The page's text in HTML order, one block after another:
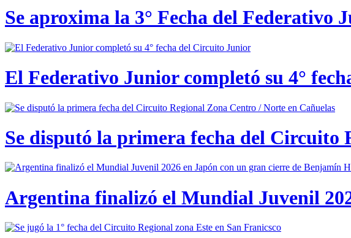
Se aproxima la 3° Fecha del Federativo
El Federativo Junior completó su 4°
Se disputó la primera fecha del Circuito
Argentina finalizó el Mundial Juvenil